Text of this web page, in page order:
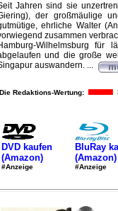
Jahren sind sie
der großmäulige
ehrliche Walter
zusammen
Wilhelmsburg für
und die große
auswandern. ...
Die Redaktions-Wertung:
DVD kaufen
(Amazon)
#Anzeige
BluRay
(Amazon)
#Anzeige